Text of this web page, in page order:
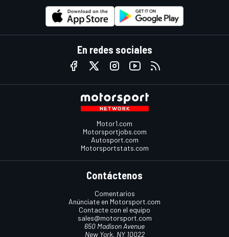
En redes sociales
Motor1.com
Motorsportjobs.com
Autosport.com
Motorsportstats.com
Contáctenos
Comentarios
Anúnciate en Motorsport.com
Contacte con el equipo
sales@motorsport.com
650 Madison Avenue
New York, NY 10022